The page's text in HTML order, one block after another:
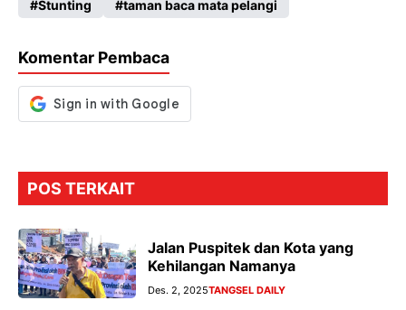
o
k
A
p
a
n
er
Stunting taman baca mata pelangi
Komentar Pembaca
POS TERKAIT
Jalan Puspitek dan Kota yang
Kehilangan Namanya
Des. 2, 2025TANGSEL DAILY